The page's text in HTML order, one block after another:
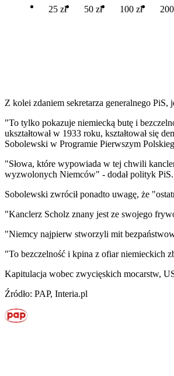
25 zł 50 zł 100 zł
Z kolei zdaniem sekretarza generalnego
"To tylko pokazuje niemiecką butę i
ukształtował w 1933 roku, kształtował się
Sobolewski w Programie Pierwszym
"Słowa, które wypowiada w tej chwili
wyzwolonych Niemców" - dodał polityk PiS.
Sobolewski zwrócił ponadto uwagę, że
"Kanclerz Scholz znany jest ze swojego
"Niemcy najpierw stworzyli mit
"To bezczelność i kpina z ofiar niemieckich
Kapitulacja wobec zwycięskich mocarstw,
Źródło: PAP, Interia.pl